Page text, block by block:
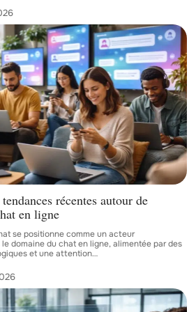
récentes autour de
en ligne
se positionne comme un acteur
domaine du chat en ligne, alimentée par des
et une attention…